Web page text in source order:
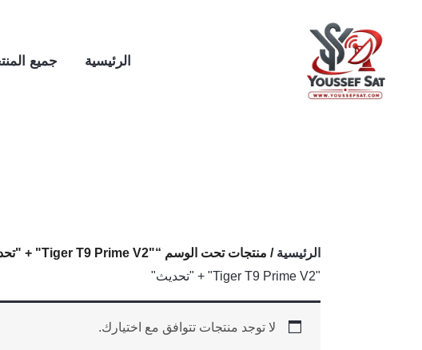
الرئيسية جميع
الرئيسية / منتجات تحت الوسم “"Tiger T9 Prime V2" + "تحديث"”
"Tiger T9 Prime V2" + "تحديث"
لا توجد منتجات تتوافق مع اختيارك.